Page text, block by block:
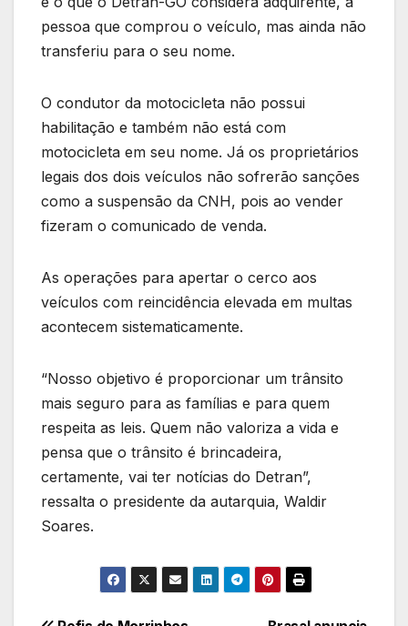
pessoa que comprou o veículo, mas ainda não
transferiu para o seu nome.
O condutor da motocicleta não possui
habilitação e também não está com
motocicleta em seu nome. Já os proprietários
legais dos dois veículos não sofrerão sanções
como a suspensão da CNH, pois ao vender
fizeram o comunicado de venda.
As operações para apertar o cerco aos
veículos com reincidência elevada em multas
acontecem sistematicamente.
“Nosso objetivo é proporcionar um trânsito
mais seguro para as famílias e para quem
respeita as leis. Quem não valoriza a vida e
pensa que o trânsito é brincadeira,
certamente, vai ter notícias do Detran”,
ressalta o presidente da autarquia, Waldir
Soares.